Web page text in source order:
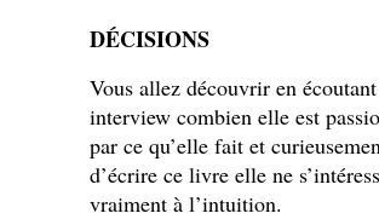
DÉCISIONS
Vous allez découvrir en
interview combien elle est
par ce qu’elle fait et
d’écrire ce livre elle ne
vraiment à l’intuition.